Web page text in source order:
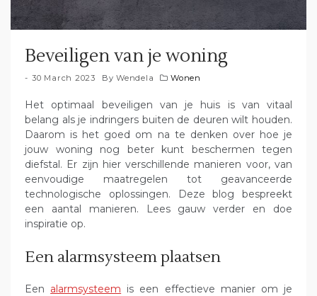
Beveiligen van je woning
30 March 2023 ByWendela Wonen
Het optimaal beveiligen van je huis is van vitaal
belang als je indringers buiten de deuren wilt houden.
Daarom is het goed om na te denken over hoe je
jouw woning nog beter kunt beschermen tegen
diefstal. Er zijn hier verschillende manieren voor, van
eenvoudige maatregelen tot geavanceerde
technologische oplossingen. Deze blog bespreekt
een aantal manieren. Lees gauw verder en doe
inspiratie op.
Een alarmsysteem plaatsen
Een alarmsysteem is een effectieve manier om je